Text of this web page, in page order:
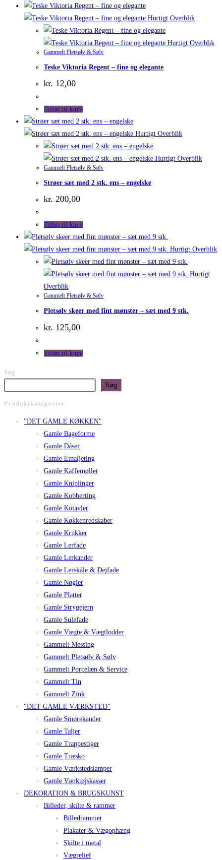
Hurtigt Overblik
Hurtigt Overblik
Gammelt Pletsølv & Sølv
Teske Viktoria Regent – fine og elegante
kr. 12,00
Tilføj til kurv
Hurtigt Overblik
Hurtigt Overblik
Gammelt Pletsølv & Sølv
Strøer sæt med 2 stk. ens – engelske
kr. 200,00
Tilføj til kurv
Hurtigt Overblik
Hurtigt
Overblik
Gammelt Pletsølv & Sølv
Pletsølv skeer med fint mønster – sæt med 9 stk.
kr. 125,00
Tilføj til kurv
Søg
Søg
Produktkategorier
"DET GAMLE KØKKEN"
Gamle Bageforme
Gamle Dåser
Gamle Emaljeting
Gamle Kaffemøller
Gamle Kniplinger
Gamle Kobberting
Gamle Kotavler
Gamle Køkkenredskaber
Gamle Krukker
Gamle Lerfade
Gamle Lerkander
Gamle Lerskåle & Dejfade
Gamle Nøgler
Gamle Platter
Gamle Strygejern
Gamle Sulefade
Gamle Vægte & Vægtlodder
Gammelt Messing
Gammelt Pletsølv & Sølv
Gammelt Porcelæn & Service
Gammelt Tin
Gammelt Zink
"DET GAMLE VÆRKSTED"
Gamle Smørekander
Gamle Taljer
Gamle Trappestiger
Gamle Træsko
Gamle Værkstedslamper
Gamle Værktøjskasser
DEKORATION & BRUGSKUNST
Billeder, skilte & rammer
Billedrammer
Plakater & Vægophæng
Skilte i metal
Vægrelief